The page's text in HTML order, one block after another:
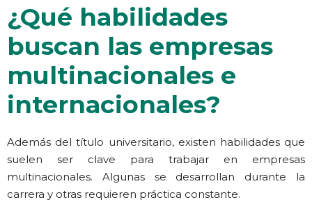
¿Qué habilidades
buscan las empresas
multinacionales e
internacionales?
Además del título universitario, existen habilidades que
suelen ser clave para trabajar en empresas
multinacionales. Algunas se desarrollan durante la
carrera y otras requieren práctica constante.